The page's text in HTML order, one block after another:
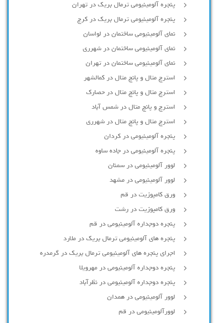
پنجره آلومینیومی ترمال بریک در تهران
پنجره آلومینیومی ترمال بریک در کرج
نمای آلومینیومی ساختمان در لواسان
نمای آلومینیومی ساختمان در شهرری
نمای آلومینیومی ساختمان در تهران
استرچ متال و پانچ متال در کمالشهر
استرچ متال و پانچ متال در حصارك
استرچ و پانچ متال در شمس آباد
استرچ متال و پانچ متال در شهرری
پنجره آلومینیومی در کردان
پنجره آلومینیومی در جاده ساوه
لوور آلومینیومی در سمنان
لوور آلومینیومی در مشهد
ورق کامپوزیت در قم
ورق کامپوزیت در رشت
پنجره دوجداره آلومينيومی در قم
پنجره های آلومینیومی ترمال بریک در ملارد
اجرای پنجره های آلومینیومی ترمال بریک در گرمدره
پنجره دوجداره آلومینیومی در مهرویلا
پنجره دوجداره آلومینیومی در نظرآباد
لوور آلومینیومی در همدان
لوورآلومینیومی در قم